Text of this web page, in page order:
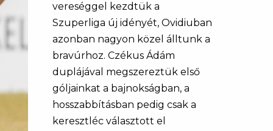
vereséggel kezdtük a
Szuperliga új idényét, Ovidiuban
azonban nagyon közel álltunk a
bravúrhoz. Czékus Ádám
duplájával megszereztük első
góljainkat a bajnokságban, a
hosszabbításban pedig csak a
keresztléc választott el